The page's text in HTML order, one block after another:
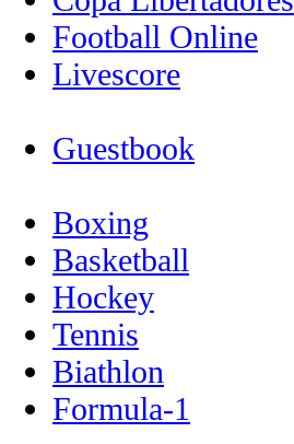
Football Online
Livescore
Guestbook
Boxing
Basketball
Hockey
Tennis
Biathlon
Formula-1